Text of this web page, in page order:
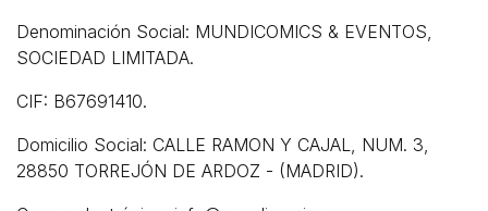
Denominación Social: MUNDICOMICS & EVENTOS,
SOCIEDAD LIMITADA.
CIF: B67691410.
Domicilio Social: CALLE RAMON Y CAJAL, NUM. 3,
28850 TORREJÓN DE ARDOZ - (MADRID).